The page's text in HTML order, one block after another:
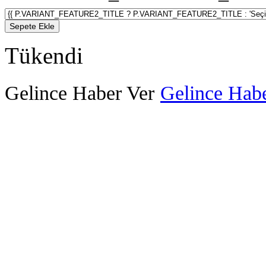
Sepete Ekle
Tükendi
Gelince Haber Ver Gelince